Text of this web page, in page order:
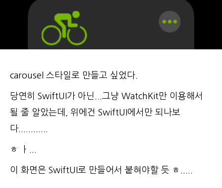
carousel 스타일로 만들고 싶었다.
당연히 SwiftUI가 아닌...그냥 WatchKit만 이용해서
될 줄 알았는데, 위에건 SwiftUI에서만 되나보
다............
ㅎ ㅏ...
이 화면은 SwiftUI로 만들어서 붙혀야할 듯 ㅎ.....